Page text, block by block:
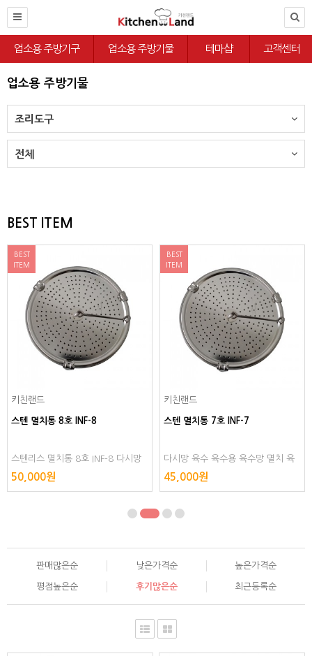
업소용 주방기구 업소용 주방기물 테마샵 고객센터
업소용 주방기물
조리도구
전체
BEST ITEM
BEST
ITEM
키친랜드
스텐 멸치통 8호 INF-8
스텐리스 멸치통 8호 INF-8 다시망
육수 육수용 육수망 멸치 육수통 다
시다통 다시다 거름망 다시통 스텐레
50,000원
BEST
ITEM
키친랜드
스텐 멸치통 7호 INF-7
다시망 육수 육수용 육수망 멸치 육
수통 스텐리스 다시다통 다시다 거름
망 다시통 스텐레스
45,000원
판매많은순 낮은가격순 높은가격순
평점높은순 후기많은순 최근등록순